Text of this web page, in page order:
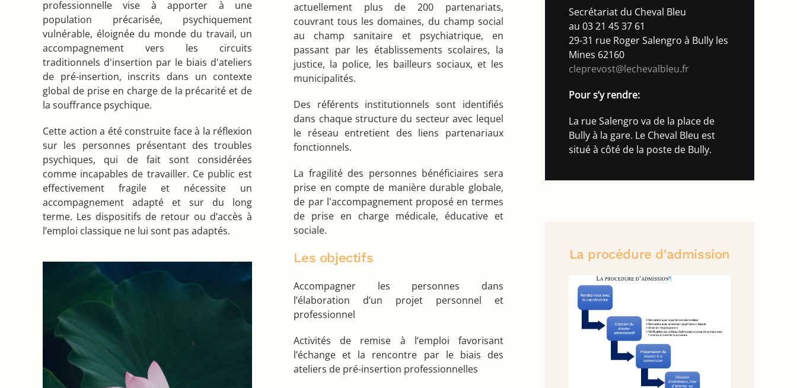
professionnelle vise à apporter à une
population précarisée, psychiquement
vulnérable, éloignée du monde du travail, un
accompagnement vers les circuits
traditionnels d'insertion par le biais d'ateliers
de pré-insertion, inscrits dans un contexte
global de prise en charge de la précarité et de
la souffrance psychique.
Cette action a été construite face à la réflexion
sur les personnes présentant des troubles
psychiques, qui de fait sont considérées
comme incapables de travailler. Ce public est
effectivement fragile et nécessite un
accompagnement adapté et sur du long
terme. Les dispositifs de retour ou d’accès à
l’emploi classique ne lui sont pas adaptés.
actuellement plus de 200 partenariats,
couvrant tous les domaines, du champ social
au champ sanitaire et psychiatrique, en
passant par les établissements scolaires, la
justice, la police, les bailleurs sociaux, et les
municipalités.
Des référents institutionnels sont identifiés
dans chaque structure du secteur avec lequel
le réseau entretient des liens partenariaux
fonctionnels.
La fragilité des personnes bénéficiaires sera
prise en compte de manière durable globale,
de par l'accompagnement proposé en termes
de prise en charge médicale, éducative et
sociale.
Les objectifs
Accompagner les personnes dans
l’élaboration d’un projet personnel et
professionnel
Activités de remise à l’emploi favorisant
l’échange et la rencontre par le biais des
ateliers de pré-insertion professionnelles
Secrétariat du Cheval Bleu
au 03 21 45 37 61
29-31 rue Roger Salengro à Bully les
Mines 62160
cleprevost@lechevalbleu.fr
Pour s’y rendre:
La rue Salengro va de la place de
Bully à la gare. Le Cheval Bleu est
situé à côté de la poste de Bully.
La procédure d'admission